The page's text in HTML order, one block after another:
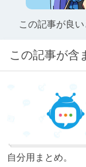
この記事が良
この記事が含
自分用まとめ。